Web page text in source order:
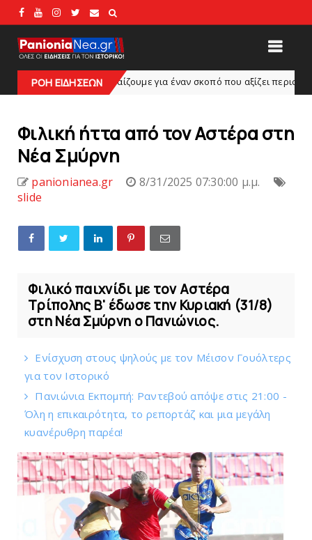
ΡΟΗ ΕΙΔΗΣΕΩΝ
«Παίζουμε για έναν σκοπό που αξίζει περισσότερο από κάθε νίκη»
Φιλική ήττα από τον Aστέρα στη
Nέα Σμύρνη
panionianea.gr
8/31/2025 07:30:00 μ.μ.
slide
Φιλικό παιχνίδι με τον Αστέρα
Τρίπολης Β' έδωσε την Κυριακή (31/8)
στη Νέα Σμύρνη ο Πανιώνιος.
Eνίσχυση στους ψηλούς με τον Μέισον Γουόλτερς
για τον Ιστορικό
Πανιώνια Εκπομπή: Ραντεβού απόψε στις 21:00 -
Όλη η επικαιρότητα, το ρεπορτάζ και μια μεγάλη
κυανέρυθρη παρέα!